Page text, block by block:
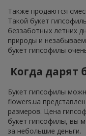
Также продаются
Такой букет
беззаботных летних
природы и
букет гипсофилы
Когда дарят
Букет гипсофилы
flowers.ua
размеров. Цена
букет гипсофилы, вы
за небольшие деньги.